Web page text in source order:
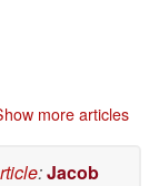
more articles
:Jacob